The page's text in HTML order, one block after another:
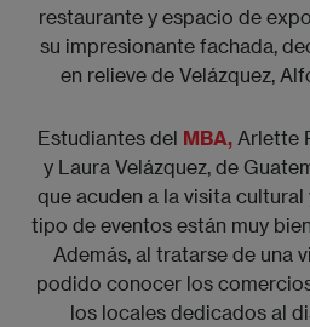
restaurante y espacio de
su impresionante fachada,
en relieve de Velázquez,
Estudiantes del MBA,Arlette
y Laura Velázquez, de
que acuden a la visita
tipo de eventos están muy
Además, al tratarse de una
podido conocer los
los locales dedicados al